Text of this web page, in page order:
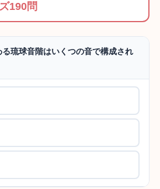
190問
琉球音階はいくつの音で構成され